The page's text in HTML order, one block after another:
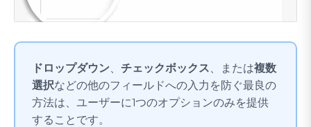
ドロップダウン チェックボックス 、または複数
選択などの他のフィールドへの入力を防ぐ最良の
方法は、ユーザーに1つのオプションのみを提供
することです。